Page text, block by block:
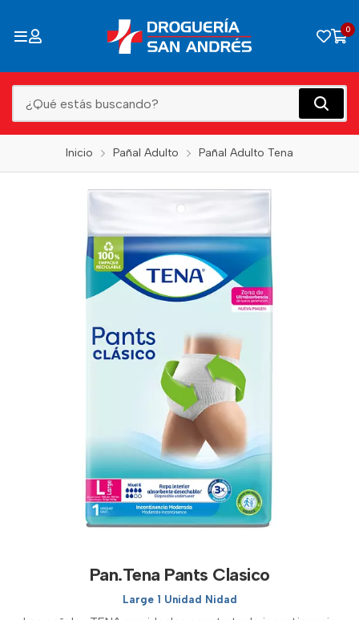
0
Inicio Pañal Adulto Pañal Adulto Tena
Pan.Tena Pants Clasico
Large 1 Unidad Nidad